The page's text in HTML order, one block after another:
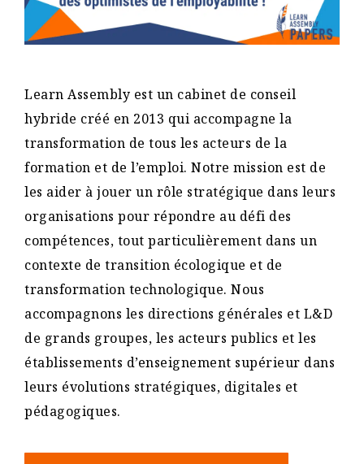
Learn Assembly est un cabinet de conseil
hybride créé en 2013 qui accompagne la
transformation de tous les acteurs de la
formation et de l’emploi. Notre mission est de
les aider à jouer un rôle stratégique dans leurs
organisations pour répondre au défi des
compétences, tout particulièrement dans un
contexte de transition écologique et de
transformation technologique. Nous
accompagnons les directions générales et L&D
de grands groupes, les acteurs publics et les
établissements d’enseignement supérieur dans
leurs évolutions stratégiques, digitales et
pédagogiques.